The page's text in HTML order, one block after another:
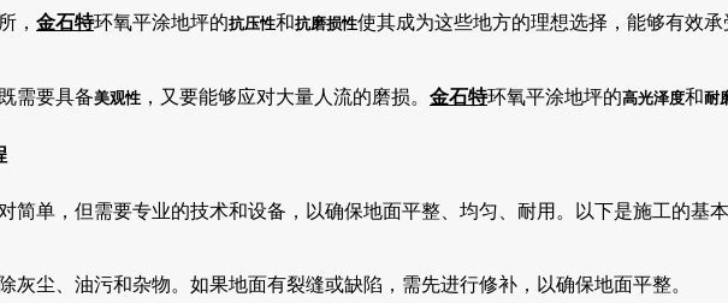
， 金石特环氧平涂地坪的抗压性和抗磨损性使其成为这些地方的理想选择，能够有效承
需要具备美观性 ，又要能够应对大量人流的磨损。 金石特环氧平涂地坪的高光泽度和耐
简单，但需要专业的技术和设备，以确保地面平整、均匀、耐用。以下是施工的基本
灰尘、油污和杂物。如果地面有裂缝或缺陷，需先进行修补，以确保地面平整。